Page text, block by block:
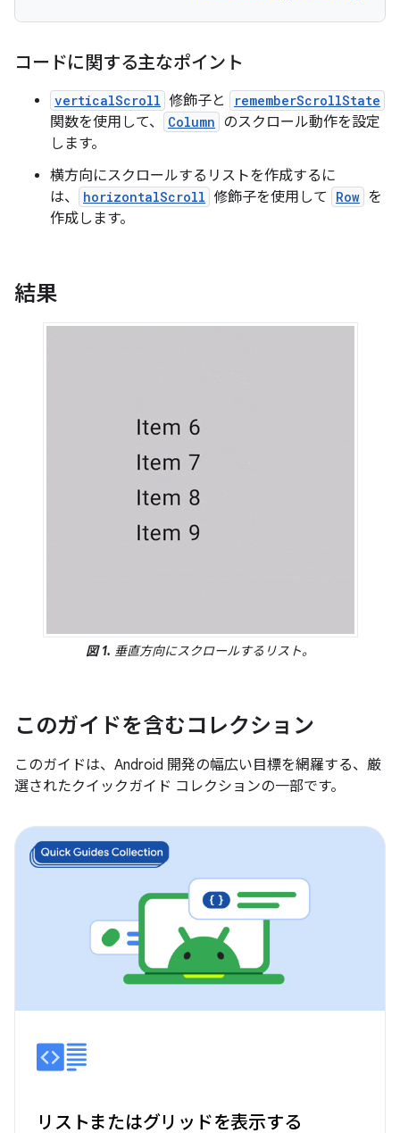
コードに関する主なポイント
verticalScroll 修飾子と rememberScrollState
関数を使用して、 Column のスクロール動作を設定
します。
横方向にスクロールするリストを作成するに
は、
horizontalScroll 修飾子を使用して Row を
作成します。
結果
図 1. 垂直方向にスクロールするリスト。
このガイドを含むコレクション
このガイドは、Android 開発の幅広い目標を網羅する、厳
選されたクイックガイド コレクションの一部です。
リストまたはグリッドを表示する